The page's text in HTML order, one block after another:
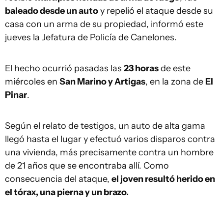
baleado desde un autoy repelió el ataque desde su
casa con un arma de su propiedad, informó este
jueves la Jefatura de Policía de Canelones.
El hecho ocurrió pasadas las 23 horasde este
miércoles en San Marino y Artigas, en la zona de El
Pinar.
Según el relato de testigos, un auto de alta gama
llegó hasta el lugar y efectuó varios disparos contra
una vivienda, más precisamente contra un hombre
de 21 años que se encontraba allí. Como
consecuencia del ataque, el joven resultó herido en
el tórax, una pierna y un brazo.